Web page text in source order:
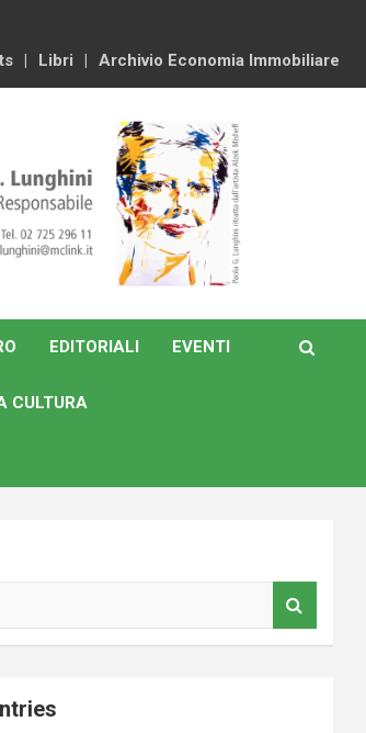
Libri Archivio Economia Immobiliare
EDITORIALI EVENTI
CULTURA